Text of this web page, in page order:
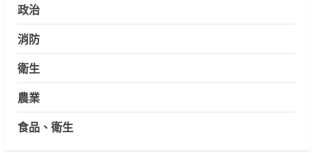
政治
消防
衛生
農業
食品、衛生